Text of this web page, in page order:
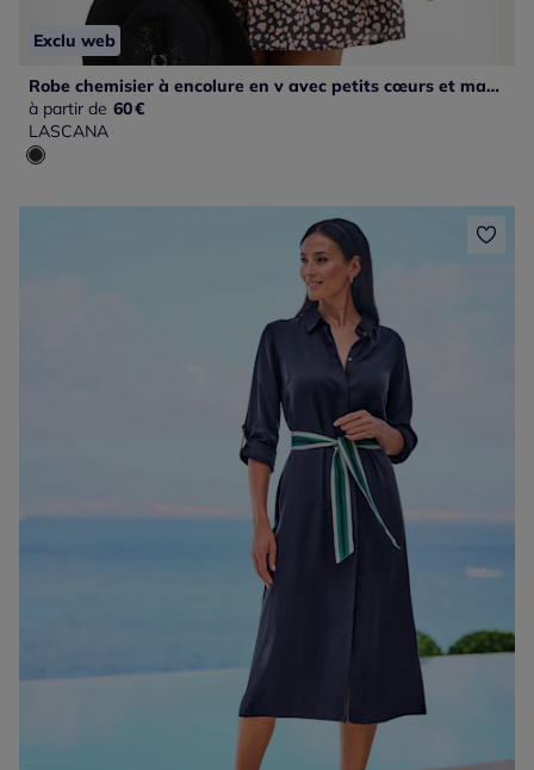
Exclu web
Robe chemisier à encolure en v avec petits cœurs et manches courtes
à partir de 60€
LASCANA